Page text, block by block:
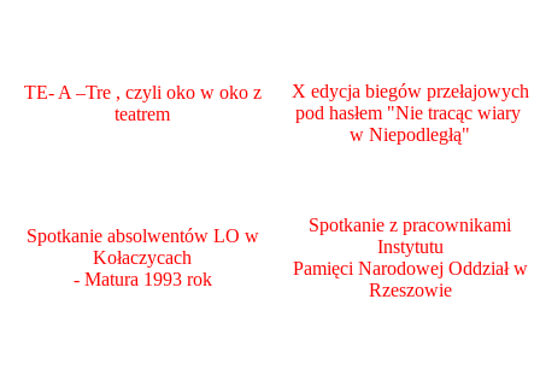
TE- A –Tre , czyli oko w oko z
teatrem
X edycja biegów przełajowych
pod hasłem "Nie tracąc wiary
w Niepodległą"
Spotkanie absolwentów LO w
Kołaczycach
- Matura 1993 rok
Spotkanie z pracownikami
Instytutu
Pamięci Narodowej Oddział w
Rzeszowie